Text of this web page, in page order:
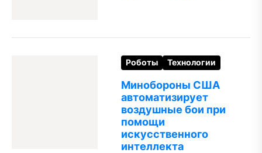
Роботы Технологии
Минобороны США
автоматизирует
воздушные бои при
помощи
искусственного
интеллекта